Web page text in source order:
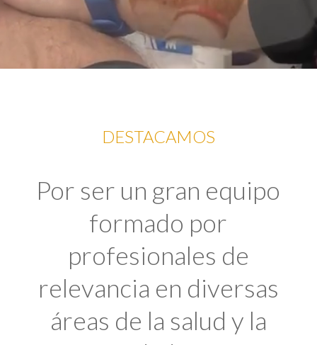
DESTACAMOS
Por ser un gran equipo
formado por
profesionales de
relevancia en diversas
áreas de la salud y la